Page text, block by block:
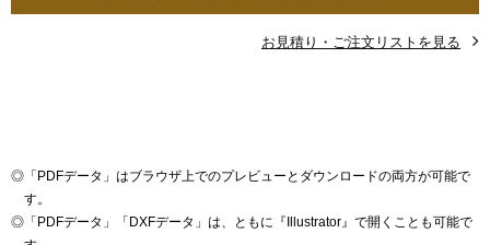
お見積り・ご注文リストを見る
◎ 「PDFデータ」はブラウザ上でのプレビューとダウンロードの両方が可能で
す。
◎ 「PDFデータ」「DXFデータ」は、ともに『Illustrator』で開くことも可能で